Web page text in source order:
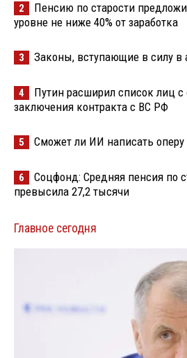
2
Пенсию по старости
уровне не ниже 40% от заработка
3 Законы, вступающие в силу в
4
Путин расширил список лиц
заключения контракта с ВС РФ
5 Сможет ли ИИ написать
6
Соцфонд: Средняя пенсия по
превысила 27,2 тысячи
Главное сегодня